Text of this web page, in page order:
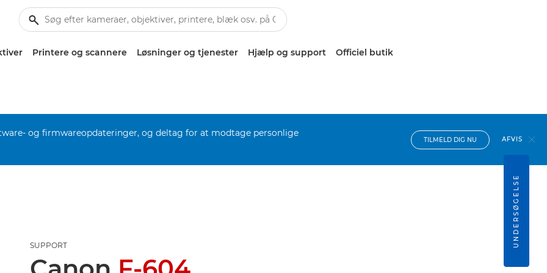
Printere og scannere Løsninger og tjenester Hjælp og support Officiel butik
og firmwareopdateringer, og deltag for at modtage personlige
TILMELD DIG NU AFVIS
SUPPORT UNDERSØGELSE